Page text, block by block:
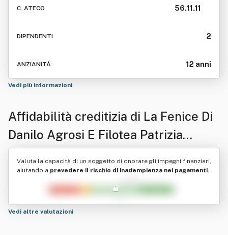
C. ATECO 56.11.11
DIPENDENTI 2
ANZIANITÁ 12 anni
Vedi più informazioni
Affidabilità creditizia di La Fenice Di
Danilo Agrosi E Filotea Patrizia
Scudella Snc
Valuta la capacità di un soggetto di onorare gli impegni finanziari,
aiutando a prevedere il rischio di inadempienza nei pagamenti.
Vedi altre valutazioni